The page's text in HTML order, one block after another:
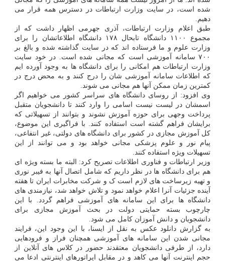
شده است، در سایت وزارت ارتباطات در دسترس همه قرار می
دهیم.
طبق اعلام وزارت ارتباطات، آذری جهرمی اظهار داشت که از
مجموع ۱۱۰۰ دانشگاه تابحال ۱۷۸ دانشگاه اطلاعاتشان را برای
وزارت علوم و ما فرستاده اند که در سایت گذاشته شده و بالغ بر
۷۰۰ سامانه آموزشی است که مجانی شده است. در خود سایت
وزارت ارتباطات هم امکانی را برای دانشگاه ها به وجود آورده ایم
که اطلاعات سامانه آموزشی شان را درج کنند و به محض درج در
کمترین زمان ممکن آنها هم مجانی می شوند.
وی افزود: از روسای دانشگاه های سراسر کشور می خواهیم اگر
اسمشان در لیست نیست اسامی را وارد کنند تا دانشجویان متقبل
پرداخت وجهی برای حوزه آموزش نشوند و بتوانند از تسهیلاتی که
برایشان فراهم گشته است استفاده کنند. با فراگیری این موضوع،
کل آموزش مجازی در کشور برای دانشگاه های دولتی، غیر انتفاعی،
پیام نور و علوم پزشکی مجانی خواهد بود و می توانند از این
تسهیلات ویژه استفاده کنند.
وزیر ارتباطات و فناوری اطلاعات تصریح کرد: البته ما بسته ویژه ای
هم برای دانشگاه ها در نظر داریم که شامل اتصال آنها به فیبر نوری
و تهیه زیرساخت های لازم است ک و شرکت مخابرات ایران تا هفته
آینده جزئیات آنرا اعلام خواهد نمود و تلاش خواهد شد، نیازمندی های
دانشگاه ها برای این سامانه های آموزشی فراهم گردد. با این
چارچوب بسته حمایتی دولت در بحث آموزش مجازی برای
دانشجویان و دانش آموزان کامل می شود.
به گزارش دانلود عکس به نقل از ایسنا، با این وجود این، فرایند
مجانی شدن این سامانه های آموزشی همچنان فراز و فرودهایی
دارد، از طرفی دانشجویان معتقدند حضور در کلاس های آنلاین از
حجم اینترنت آنها می کاهد و در مقابل اپراتورهای اینترنتی ادعا می